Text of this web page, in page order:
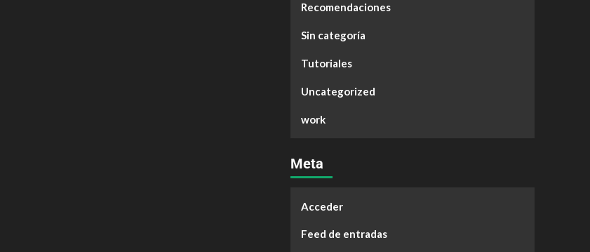
Recomendaciones
Sin categoría
Tutoriales
Uncategorized
work
Meta
Acceder
Feed de entradas